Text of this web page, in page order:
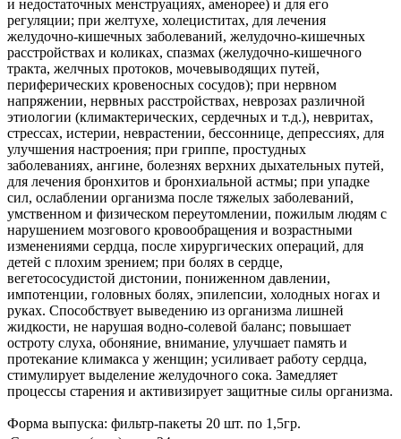
и недостаточных менструациях, аменорее) и для его
регуляции; при желтухе, холециститах, для лечения
желудочно-кишечных заболеваний, желудочно-кишечных
расстройствах и коликах, спазмах (желудочно-кишечного
тракта, желчных протоков, мочевыводящих путей,
периферических кровеносных сосудов); при нервном
напряжении, нервных расстройствах, неврозах различной
этиологии (климактерических, сердечных и т.д.), невритах,
стрессах, истерии, неврастении, бессоннице, депрессиях, для
улучшения настроения; при гриппе, простудных
заболеваниях, ангине, болезнях верхних дыхательных путей,
для лечения бронхитов и бронхиальной астмы; при упадке
сил, ослаблении организма после тяжелых заболеваний,
умственном и физическом переутомлении, пожилым людям с
нарушением мозгового кровообращения и возрастными
изменениями сердца, после хирургических операций, для
детей с плохим зрением; при болях в сердце,
вегетососудистой дистонии, пониженном давлении,
импотенции, головных болях, эпилепсии, холодных ногах и
руках. Способствует выведению из организма лишней
жидкости, не нарушая водно-солевой баланс; повышает
остроту слуха, обоняние, внимание, улучшает память и
протекание климакса у женщин; усиливает работу сердца,
стимулирует выделение желудочного сока. Замедляет
процессы старения и активизирует защитные силы организма.
Форма выпуска: фильтр-пакеты 20 шт. по 1,5гр.